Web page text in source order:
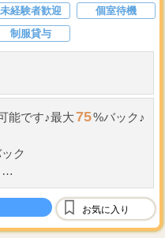
未経験者歓迎
個室待機
制服貸与
能です♪最大75%バック♪
ク
障（当サロン規定により
お気に入り